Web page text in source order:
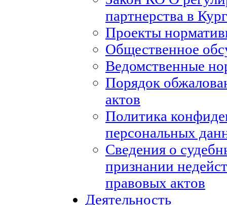
партнерства в
Проекты
Общественное
Ведомственные
Порядок
актов
Политика
персональных
Сведения о
признании
правовых актов
Деятельность